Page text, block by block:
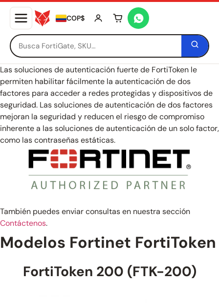
COP$ Tu carrito está vacío
Las soluciones de autenticación fuerte de FortiToken le
permiten habilitar fácilmente la autenticación de dos
factores para acceder a redes protegidas y dispositivos de
seguridad. Las soluciones de autenticación de dos factores
mejoran la seguridad y reducen el riesgo de compromiso
inherente a las soluciones de autenticación de un solo factor,
como las contraseñas estáticas.
También puedes enviar consultas en nuestra sección
Contáctenos.
Modelos Fortinet FortiToken
FortiToken 200 (FTK-200)